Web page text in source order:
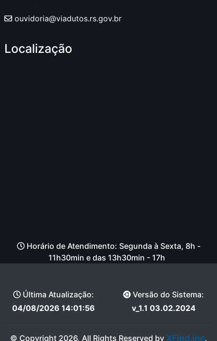
ouvidoria@viadutos.rs.gov.br
Localização
Horário de Atendimento: Segunda à Sexta, 8h -
11h30min e das 13h30min - 17h
Última Atualização:
04/08/2026 14:01:56
Versão do Sistema:
v_1.1 03.02.2024
© Copyright 2026, All Rights Reserved by XFind.inc.